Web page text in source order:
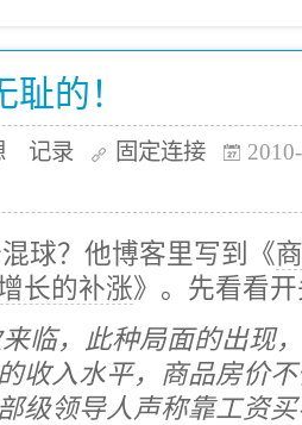
的！
记录 固定连接
球？他博客里写到《
长的补涨》。先看看
临，此种局面的出现
收入水平，商品房价
级领导人声称靠工资